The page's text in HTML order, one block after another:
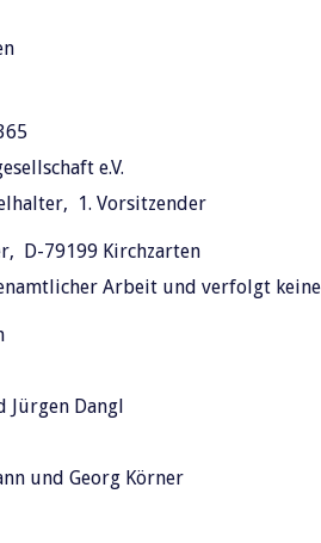
e.V.
1. Vorsitzender
D-79199 Kirchzarten
Arbeit und verfolgt
Dangl
und Georg Körner